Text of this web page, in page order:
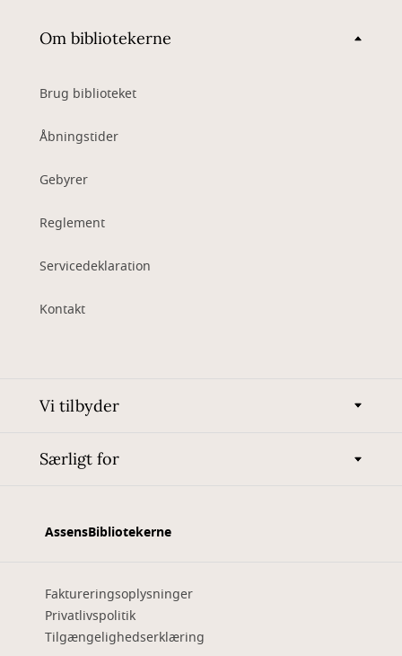
Om bibliotekerne
Brug biblioteket
Åbningstider
Gebyrer
Reglement
Servicedeklaration
Kontakt
Vi tilbyder
Særligt for
AssensBibliotekerne
Faktureringsoplysninger
Privatlivspolitik
Tilgængelighedserklæring